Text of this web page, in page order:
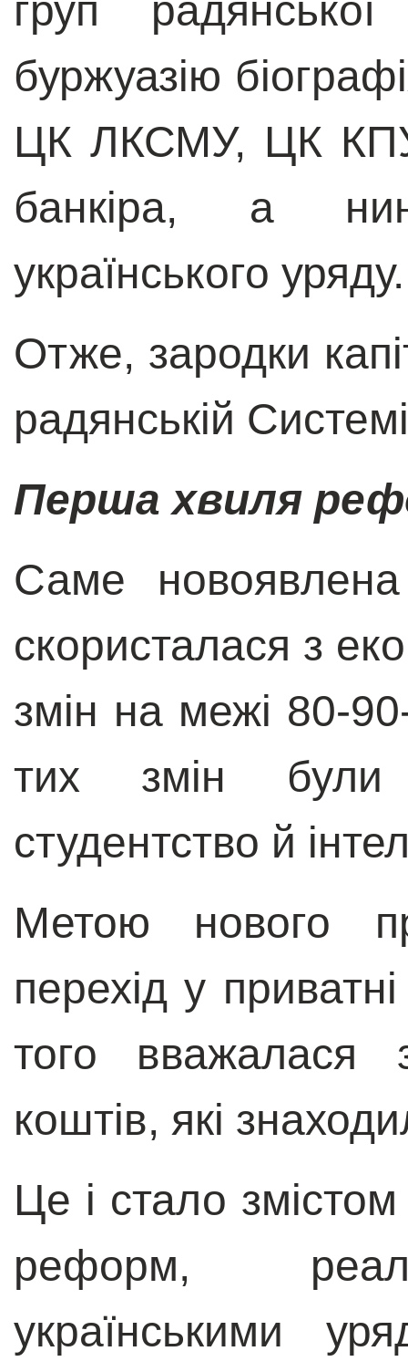
груп
буржуазію
ЦК ЛКСМУ, ЦК
банкіра, а
українського уряду.
Отже, зародки
радянській
Перша хвиля
Саме новоявлена
скористалася з
змін на межі 80-
тих змін були
студентство й
Метою нового
перехід у
того вважалася
коштів, які
Це і стало
реформ,
українськими